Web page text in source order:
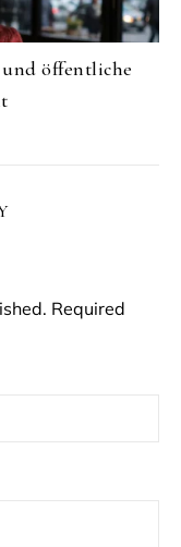
öffentliche
Required